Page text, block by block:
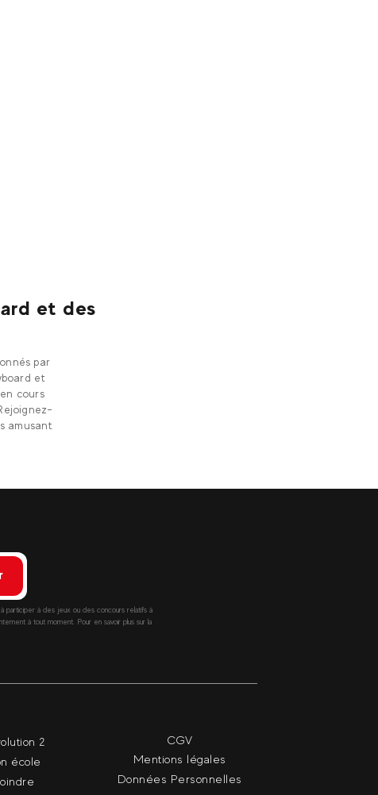
et des
par
et
cours
amusant
participer à des jeux ou des concours relatifs à
à tout moment. Pour en savoir plus sur la
2
école
CGV
Mentions légales
Données Personnelles